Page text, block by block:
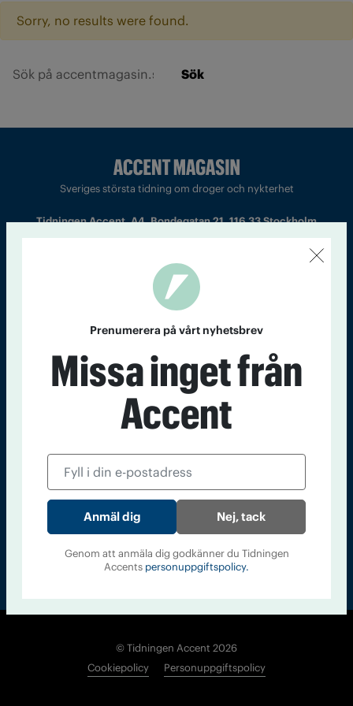
Sorry, no results were found.
Sök
Sveriges största tidning om droger och nykterhet
Tidningen Accent, A4, Bondegatan 21, 116 33 Stockholm
Chefredaktör och ansvarig utgivare: Barbro Janson Lundkvist,
barbro@a4.se.
Kontakt Om Tidningen Tidningsarkiv In English
Läs tidigare
Accent
© Tidningen Accent 2026
Cookiepolicy
Personuppgiftspolicy
Prenumerera på vårt nyhetsbrev
Missa inget från
Accent
Nej, tack
Genom att anmäla dig godkänner du Tidningen
Accents personuppgiftspolicy.